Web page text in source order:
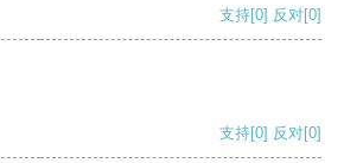
支持[0] 反对[0]
支持[0] 反对[0]